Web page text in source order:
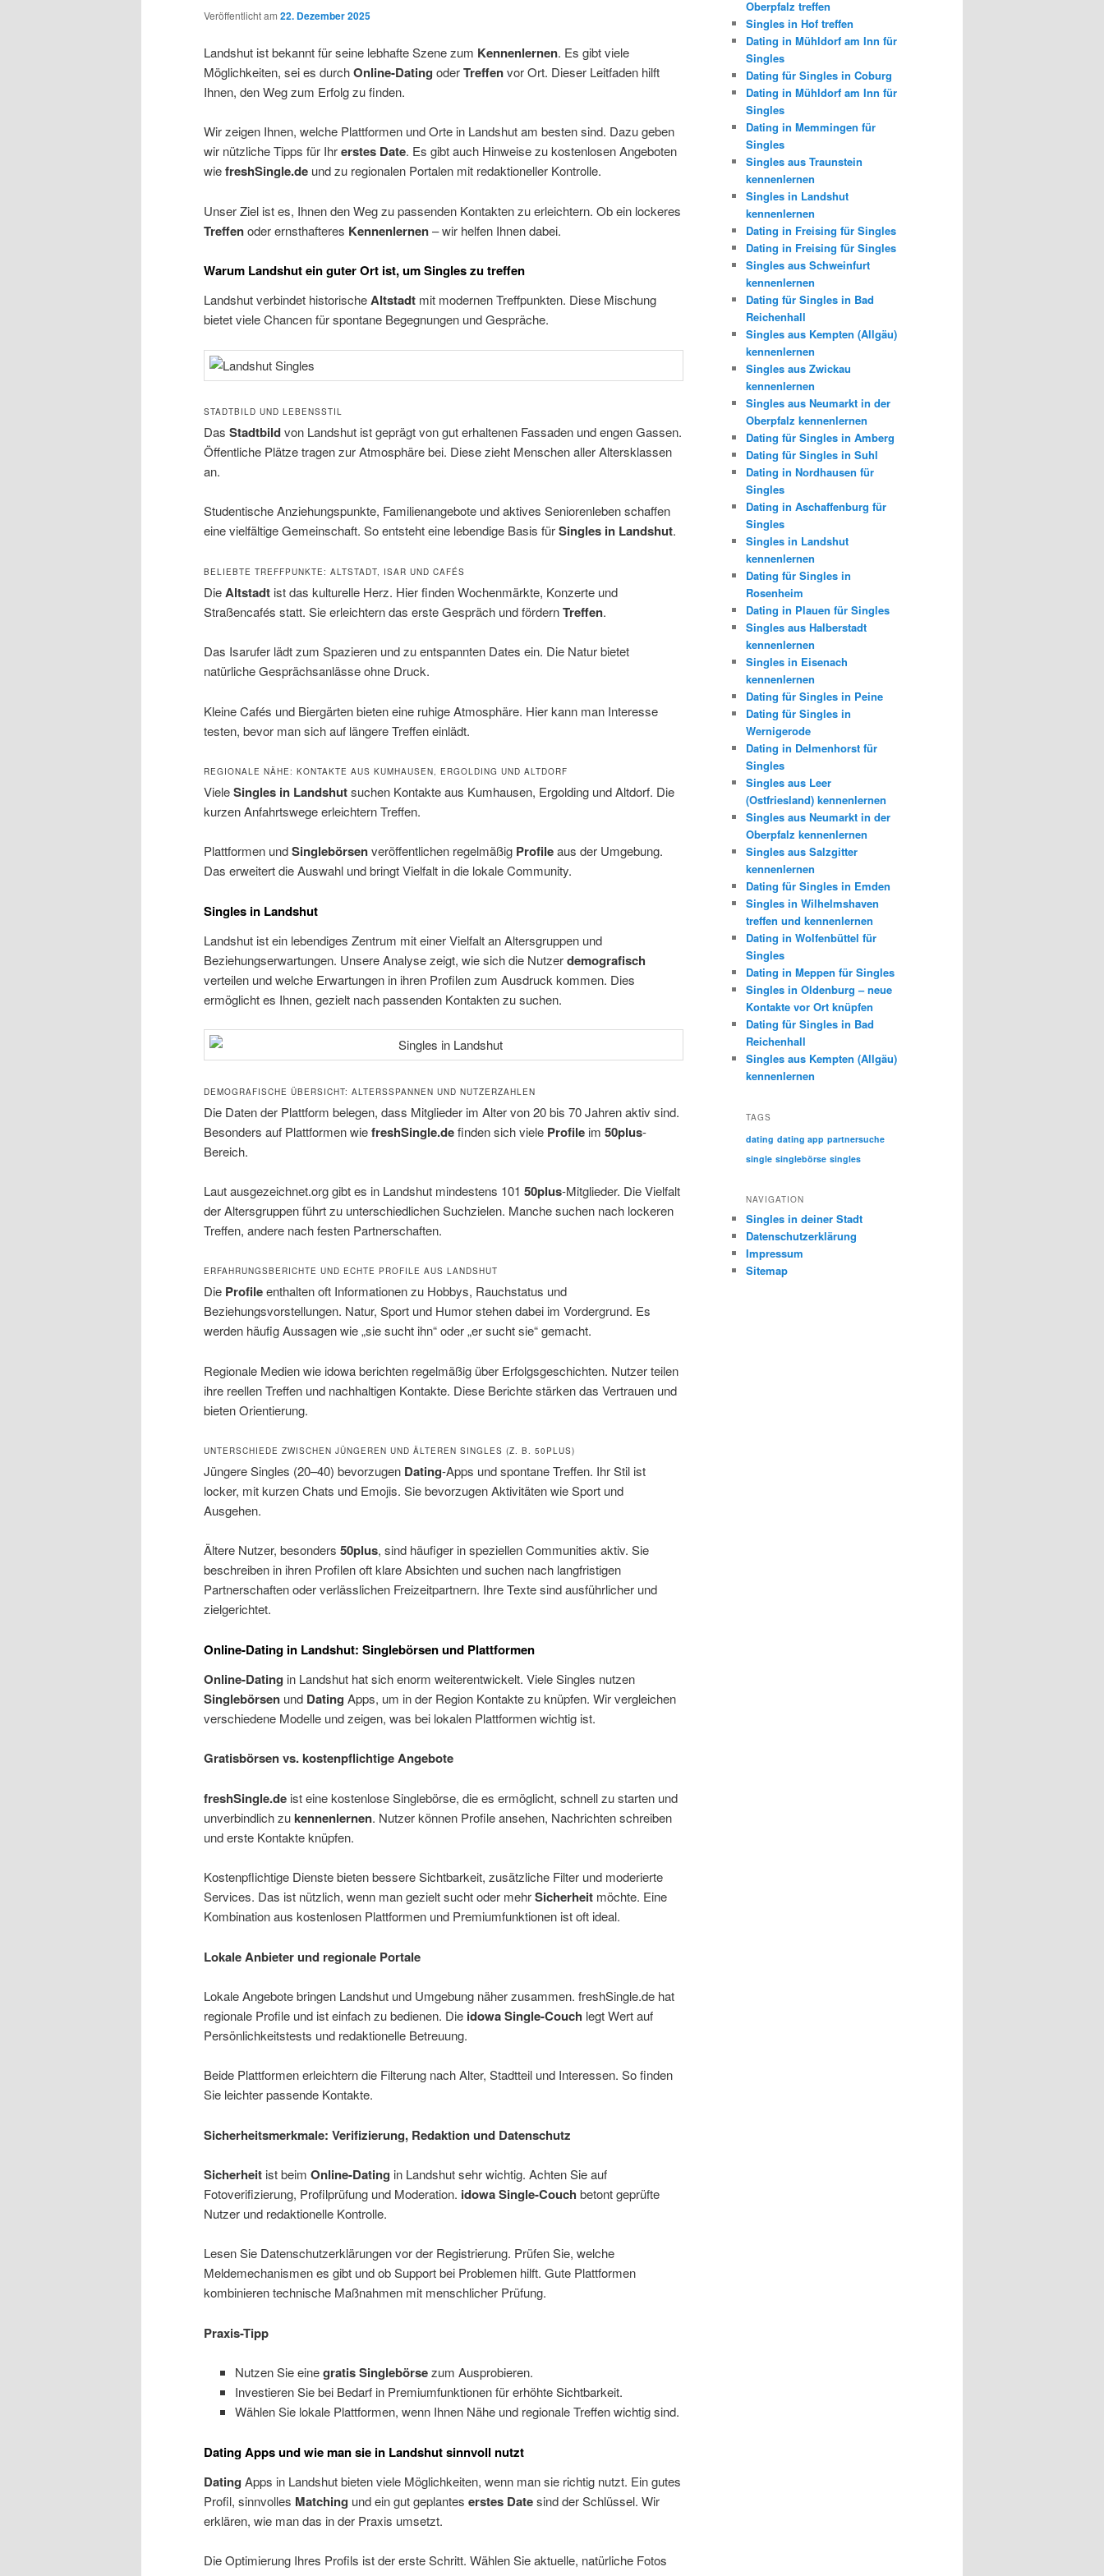
Veröffentlicht am 22. Dezember 2025
Landshut ist bekannt für seine lebhafte Szene zum Kennenlernen. Es gibt viele
Möglichkeiten, sei es durchOnline-Dating oderTreffenvor Ort. Dieser Leitfaden hilft
Ihnen, den Weg zum Erfolg zu finden.
Wir zeigen Ihnen, welche Plattformen und Orte in Landshut am besten sind. Dazu geben
wir nützliche Tipps für Ihrerstes Date. Es gibt auch Hinweise zu kostenlosen Angeboten
wiefreshSingle.de und zu regionalen Portalen mit redaktioneller Kontrolle.
Unser Ziel ist es, Ihnen den Weg zu passenden Kontakten zu erleichtern. Ob ein lockeres
Treffenoder ernsthafteres Kennenlernen– wir helfen Ihnen dabei.
Warum Landshut ein guter Ort ist, um Singles zu treffen
Landshut verbindet historischeAltstadt mit modernen Treffpunkten. Diese Mischung
bietet viele Chancen für spontane Begegnungen und Gespräche.
STADTBILD UND LEBENSSTIL
Das Stadtbildvon Landshut ist geprägt von gut erhaltenen Fassaden und engen Gassen.
Öffentliche Plätze tragen zur Atmosphäre bei. Diese zieht Menschen aller Altersklassen
an.
Studentische Anziehungspunkte, Familienangebote und aktives Seniorenleben schaffen
eine vielfältige Gemeinschaft. So entsteht eine lebendige Basis fürSingles in Landshut.
BELIEBTE TREFFPUNKTE: ALTSTADT, ISAR UND CAFÉS
DieAltstadt ist das kulturelle Herz. Hier finden Wochenmärkte, Konzerte und
Straßencafés statt. Sie erleichtern das erste Gespräch und fördernTreffen.
Das Isarufer lädt zum Spazieren und zu entspannten Dates ein. Die Natur bietet
natürliche Gesprächsanlässe ohne Druck.
Kleine Cafés und Biergärten bieten eine ruhige Atmosphäre. Hier kann man Interesse
testen, bevor man sich auf längere Treffen einlädt.
REGIONALE NÄHE: KONTAKTE AUS KUMHAUSEN, ERGOLDING UND ALTDORF
VieleSingles in Landshutsuchen Kontakte aus Kumhausen, Ergolding und Altdorf. Die
kurzen Anfahrtswege erleichtern Treffen.
Plattformen undSinglebörsenveröffentlichen regelmäßig Profileaus der Umgebung.
Das erweitert die Auswahl und bringt Vielfalt in die lokale Community.
Singles in Landshut
Landshut ist ein lebendiges Zentrum mit einer Vielfalt an Altersgruppen und
Beziehungserwartungen. Unsere Analyse zeigt, wie sich die Nutzerdemografisch
verteilen und welche Erwartungen in ihren Profilen zum Ausdruck kommen. Dies
ermöglicht es Ihnen, gezielt nach passenden Kontakten zu suchen.
DEMOGRAFISCHE ÜBERSICHT: ALTERSSPANNEN UND NUTZERZAHLEN
Die Daten der Plattform belegen, dass Mitglieder im Alter von 20 bis 70 Jahren aktiv sind.
Besonders auf Plattformen wiefreshSingle.definden sich viele Profile im 50plus-
Bereich.
Laut ausgezeichnet.org gibt es in Landshut mindestens 101 50plus-Mitglieder. Die Vielfalt
der Altersgruppen führt zu unterschiedlichen Suchzielen. Manche suchen nach lockeren
Treffen, andere nach festen Partnerschaften.
ERFAHRUNGSBERICHTE UND ECHTE PROFILE AUS LANDSHUT
Die Profileenthalten oft Informationen zu Hobbys, Rauchstatus und
Beziehungsvorstellungen. Natur, Sport und Humor stehen dabei im Vordergrund. Es
werden häufig Aussagen wie „sie sucht ihn“ oder „er sucht sie“ gemacht.
Regionale Medien wie idowa berichten regelmäßig über Erfolgsgeschichten. Nutzer teilen
ihre reellen Treffen und nachhaltigen Kontakte. Diese Berichte stärken das Vertrauen und
bieten Orientierung.
UNTERSCHIEDE ZWISCHEN JÜNGEREN UND ÄLTEREN SINGLES (Z. B. 50PLUS)
Jüngere Singles (20–40) bevorzugen Dating-Apps und spontane Treffen. Ihr Stil ist
locker, mit kurzen Chats und Emojis. Sie bevorzugen Aktivitäten wie Sport und
Ausgehen.
Ältere Nutzer, besonders 50plus, sind häufiger in speziellen Communities aktiv. Sie
beschreiben in ihren Profilen oft klare Absichten und suchen nach langfristigen
Partnerschaften oder verlässlichen Freizeitpartnern. Ihre Texte sind ausführlicher und
zielgerichtet.
Online-Dating in Landshut: Singlebörsen und Plattformen
Online-Dating in Landshut hat sich enorm weiterentwickelt. Viele Singles nutzen
Singlebörsen und Dating Apps, um in der Region Kontakte zu knüpfen. Wir vergleichen
verschiedene Modelle und zeigen, was bei lokalen Plattformen wichtig ist.
Gratisbörsen vs. kostenpflichtige Angebote
freshSingle.de ist eine kostenlose Singlebörse, die es ermöglicht, schnell zu starten und
unverbindlich zukennenlernen. Nutzer können Profile ansehen, Nachrichten schreiben
und erste Kontakte knüpfen.
Kostenpflichtige Dienste bieten bessere Sichtbarkeit, zusätzliche Filter und moderierte
Services. Das ist nützlich, wenn man gezielt sucht oder mehrSicherheit möchte. Eine
Kombination aus kostenlosen Plattformen und Premiumfunktionen ist oft ideal.
Lokale Anbieter und regionale Portale
Lokale Angebote bringen Landshut und Umgebung näher zusammen. freshSingle.de hat
regionale Profile und ist einfach zu bedienen. Die idowa Single-Couch legt Wert auf
Persönlichkeitstests und redaktionelle Betreuung.
Beide Plattformen erleichtern die Filterung nach Alter, Stadtteil und Interessen. So finden
Sie leichter passende Kontakte.
Sicherheitsmerkmale: Verifizierung, Redaktion und Datenschutz
Sicherheit ist beim Online-Dating in Landshut sehr wichtig. Achten Sie auf
Fotoverifizierung, Profilprüfung und Moderation. idowa Single-Couch betont geprüfte
Nutzer und redaktionelle Kontrolle.
Lesen Sie Datenschutzerklärungen vor der Registrierung. Prüfen Sie, welche
Meldemechanismen es gibt und ob Support bei Problemen hilft. Gute Plattformen
kombinieren technische Maßnahmen mit menschlicher Prüfung.
Praxis-Tipp
Nutzen Sie einegratis Singlebörsezum Ausprobieren.
Investieren Sie bei Bedarf in Premiumfunktionen für erhöhte Sichtbarkeit.
Wählen Sie lokale Plattformen, wenn Ihnen Nähe und regionale Treffen wichtig sind.
Dating Apps und wie man sie in Landshut sinnvoll nutzt
Dating Apps in Landshut bieten viele Möglichkeiten, wenn man sie richtig nutzt. Ein gutes
Profil, sinnvolles Matching und ein gut geplantes erstes Datesind der Schlüssel. Wir
erklären, wie man das in der Praxis umsetzt.
Die Optimierung Ihres Profils ist der erste Schritt. Wählen Sie aktuelle, natürliche Fotos
Oberpfalz treffen
Singles in Hof treffen
Dating in Mühldorf am Inn für
Singles
Dating für Singles in Coburg
Dating in Mühldorf am Inn für
Singles
Dating in Memmingen für
Singles
Singles aus Traunstein
kennenlernen
Singles in Landshut
kennenlernen
Dating in Freising für Singles
Dating in Freising für Singles
Singles aus Schweinfurt
kennenlernen
Dating für Singles in Bad
Reichenhall
Singles aus Kempten (Allgäu)
kennenlernen
Singles aus Zwickau
kennenlernen
Singles aus Neumarkt in der
Oberpfalz kennenlernen
Dating für Singles in Amberg
Dating für Singles in Suhl
Dating in Nordhausen für
Singles
Dating in Aschaffenburg für
Singles
Singles in Landshut
kennenlernen
Dating für Singles in
Rosenheim
Dating in Plauen für Singles
Singles aus Halberstadt
kennenlernen
Singles in Eisenach
kennenlernen
Dating für Singles in Peine
Dating für Singles in
Wernigerode
Dating in Delmenhorst für
Singles
Singles aus Leer
(Ostfriesland) kennenlernen
Singles aus Neumarkt in der
Oberpfalz kennenlernen
Singles aus Salzgitter
kennenlernen
Dating für Singles in Emden
Singles in Wilhelmshaven
treffen und kennenlernen
Dating in Wolfenbüttel für
Singles
Dating in Meppen für Singles
Singles in Oldenburg – neue
Kontakte vor Ort knüpfen
Dating für Singles in Bad
Reichenhall
Singles aus Kempten (Allgäu)
kennenlernen
TAGS
dating dating app partnersuche
single singlebörse singles
NAVIGATION
Singles in deiner Stadt
Datenschutzerklärung
Impressum
Sitemap